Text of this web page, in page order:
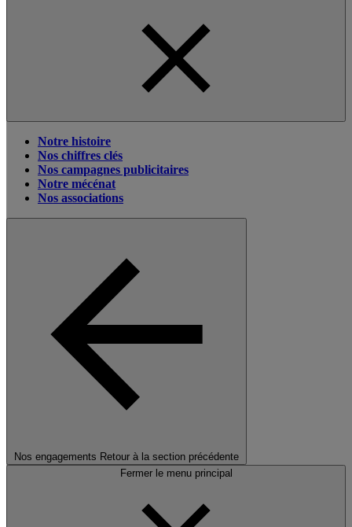
Notre histoire
Nos chiffres clés
Nos campagnes publicitaires
Notre mécénat
Nos associations
Nos engagements Retour à la section précédente
Fermer le menu principal